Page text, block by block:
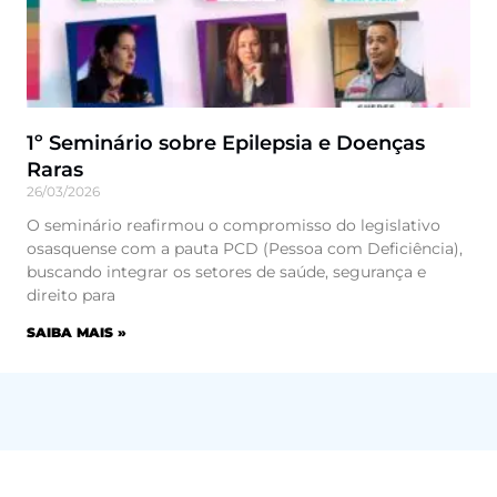
1º Seminário sobre Epilepsia e Doenças
Raras
26/03/2026
O seminário reafirmou o compromisso do legislativo
osasquense com a pauta PCD (Pessoa com Deficiência),
buscando integrar os setores de saúde, segurança e
direito para
SAIBA MAIS »